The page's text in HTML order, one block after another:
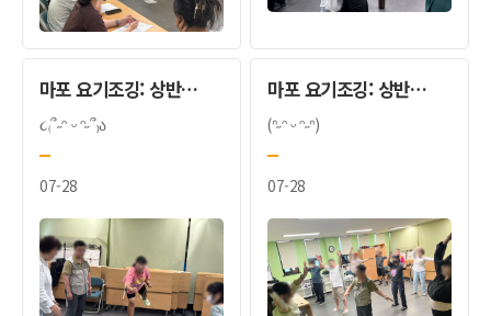
마포 요기조깅: 상반기 평가회
૮₍՞˶ᵔ ᵕ ᵔ˶՞₎ა
07-28
마포 요기조깅: 상반기 평가회
(ᐢ˶ᵔ ᵕ ᵔ˶ᐢ)
07-28